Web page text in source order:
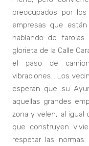
preocupados por
empresas que
hablando de farolas
glorieta de la Calle
el paso de
vibraciones... Los
esperan que su
aquellas grandes
zona y velen, al igual
que construyen
respetar las